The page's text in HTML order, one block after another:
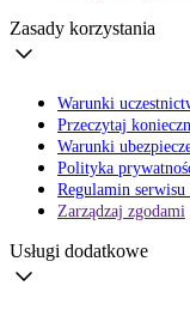
Zasady korzystania
Warunki
Przeczytaj
Warunki
Polityka
Regulamin
Zarządzaj zgodami
Usługi dodatkowe